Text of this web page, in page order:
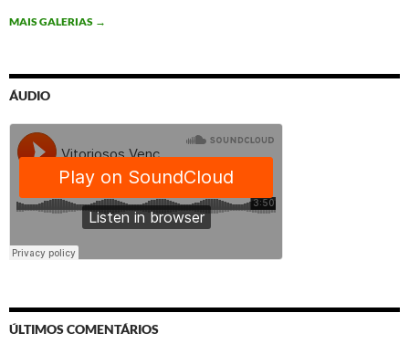
MAIS GALERIAS →
ÁUDIO
ÚLTIMOS COMENTÁRIOS